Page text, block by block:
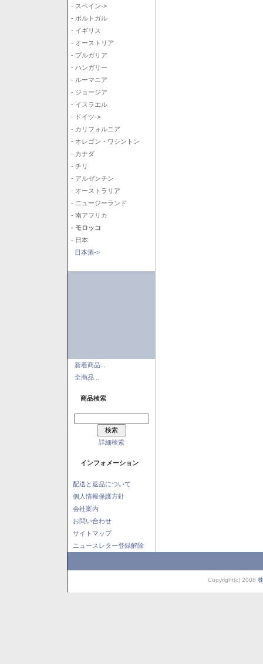
- スペイン->
- ポルトガル
- イギリス
- オーストリア
- ブルガリア
- ハンガリー
- ルーマニア
- ジョージア
- イスラエル
- ドイツ->
- カリフォルニア
- オレゴン・ワシントン
- カナダ
- チリ
- アルゼンチン
- オーストラリア
- ニュージーランド
- 南アフリカ
- モロッコ
- 日本
日本酒->
新着商品...
全商品...
商品検索
詳細検索
インフォメーション
配送と返品について
個人情報保護方針
会社案内
お問い合わせ
サイトマップ
ニュースレター登録解除
Copyright(c) 2008